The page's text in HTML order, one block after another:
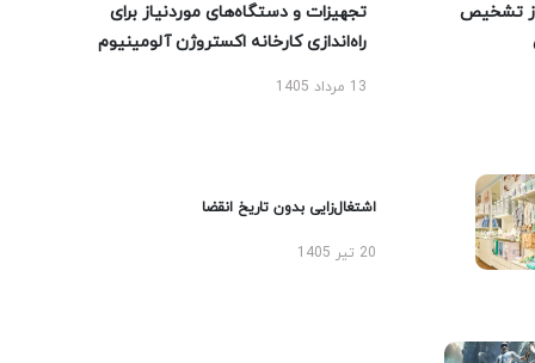
تشخیص
تجهیزات و دستگاه‌های موردنیاز برای
راه‌اندازی کارخانه اکستروژن آلومینیوم
13 مرداد 1405
اشتغال‌زایی بدون تاریخ انقضا
20 تیر 1405